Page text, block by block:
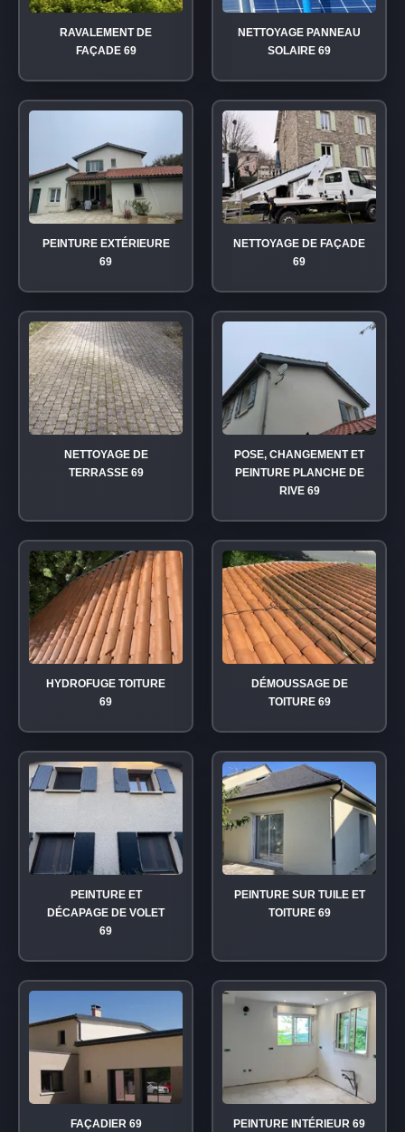
RAVALEMENT DE
FAÇADE 69
NETTOYAGE PANNEAU
SOLAIRE 69
PEINTURE EXTÉRIEURE
69
NETTOYAGE DE FAÇADE
69
NETTOYAGE DE
TERRASSE 69
POSE, CHANGEMENT ET
PEINTURE PLANCHE DE
RIVE 69
HYDROFUGE TOITURE
69
DÉMOUSSAGE DE
TOITURE 69
PEINTURE ET
DÉCAPAGE DE VOLET
69
PEINTURE SUR TUILE ET
TOITURE 69
FAÇADIER 69 PEINTURE INTÉRIEUR 69